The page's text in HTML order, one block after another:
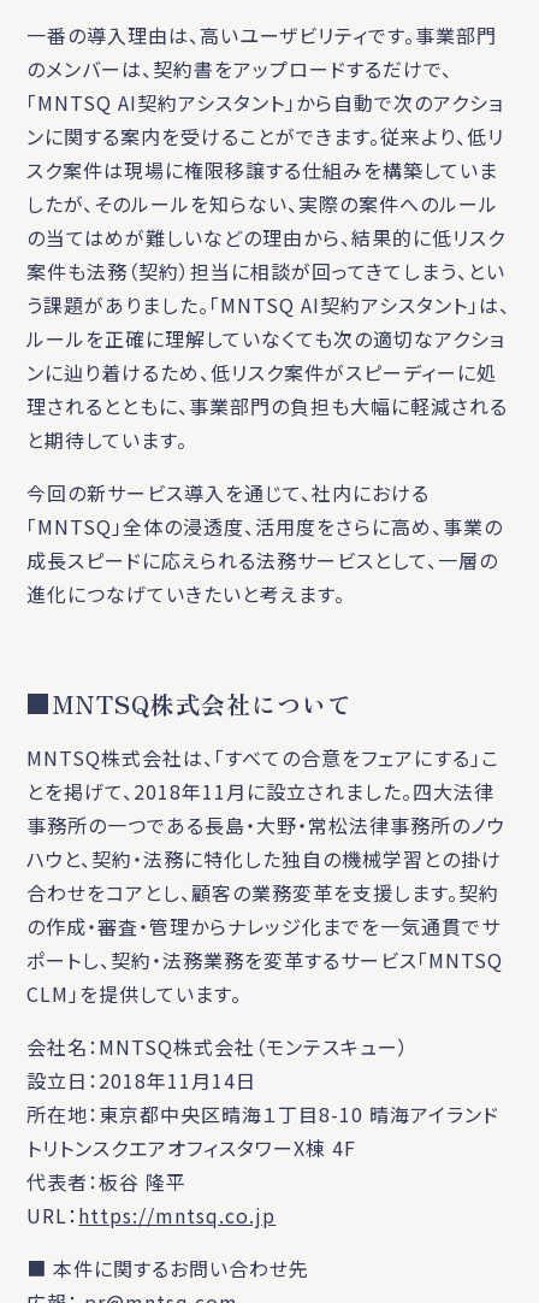
一番の導入理由は、高いユーザビリティです。事業部門
のメンバーは、契約書をアップロードするだけで、
「MNTSQ AI契約アシスタント」から自動で次のアクショ
ンに関する案内を受けることができます。従来より、低リ
スク案件は現場に権限移譲する仕組みを構築していま
したが、そのルールを知らない、実際の案件へのルール
の当てはめが難しいなどの理由から、結果的に低リスク
案件も法務（契約）担当に相談が回ってきてしまう、とい
う課題がありました。「MNTSQ AI契約アシスタント」は、
ルールを正確に理解していなくても次の適切なアクショ
ンに辿り着けるため、低リスク案件がスピーディーに処
理されるとともに、事業部門の負担も大幅に軽減される
と期待しています。
今回の新サービス導入を通じて、社内における
「MNTSQ」全体の浸透度、活用度をさらに高め、事業の
成長スピードに応えられる法務サービスとして、一層の
進化につなげていきたいと考えます。
■MNTSQ株式会社について
MNTSQ株式会社は、「すべての合意をフェアにする」こ
とを掲げて、2018年11月に設立されました。四大法律
事務所の一つである長島・大野・常松法律事務所のノウ
ハウと、契約・法務に特化した独自の機械学習との掛け
合わせをコアとし、顧客の業務変革を支援します。契約
の作成・審査・管理からナレッジ化までを一気通貫でサ
ポートし、契約・法務業務を変革するサービス「MNTSQ
CLM」を提供しています。
会社名：MNTSQ株式会社（モンテスキュー）
設立日：2018年11月14日
所在地：東京都中央区晴海１丁目8-10 晴海アイランド
トリトンスクエアオフィスタワーX棟 4F
代表者：板谷 隆平
URL： https://mntsq.co.jp
■ 本件に関するお問い合わせ先